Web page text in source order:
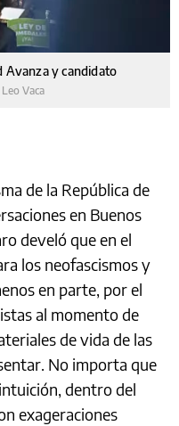
Avanza y candidato
Vaca
de la República de
en Buenos
develó que en el
los neofascismos y
en parte, por el
al momento de
de vida de las
No importa que
dentro del
exageraciones